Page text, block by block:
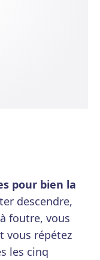
pour bien la
descendre,
foutre, vous
vous répétez
les cinq